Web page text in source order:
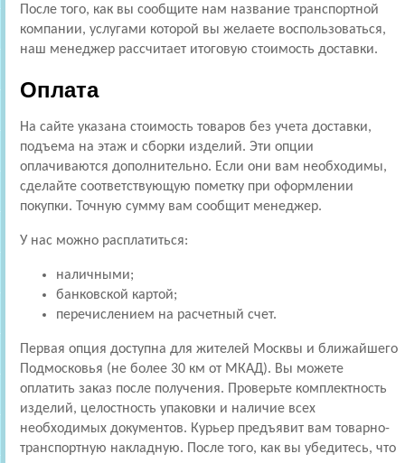
После того, как вы сообщите нам название транспортной
компании, услугами которой вы желаете воспользоваться,
наш менеджер рассчитает итоговую стоимость доставки.
Оплата
На сайте указана стоимость товаров без учета доставки,
подъема на этаж и сборки изделий. Эти опции
оплачиваются дополнительно. Если они вам необходимы,
сделайте соответствующую пометку при оформлении
покупки. Точную сумму вам сообщит менеджер.
У нас можно расплатиться:
наличными;
банковской картой;
перечислением на расчетный счет.
Первая опция доступна для жителей Москвы и ближайшего
Подмосковья (не более 30 км от МКАД). Вы можете
оплатить заказ после получения. Проверьте комплектность
изделий, целостность упаковки и наличие всех
необходимых документов. Курьер предъявит вам товарно-
транспортную накладную. После того, как вы убедитесь, что